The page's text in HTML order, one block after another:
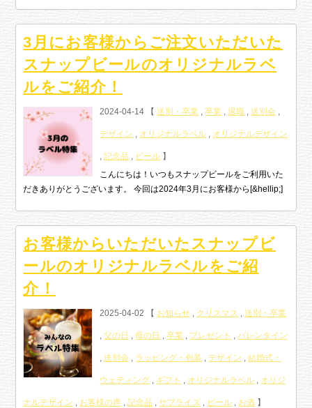
3月にお客様からご注文いただいた
スナップビールのオリジナルラベ
ルをご紹介！
2024-04-14 【送別・卒業 ,卒業 ,退職 ,送別会 ,
デザイン , オリジナルラベル , オリジナルデザイン
,記念品 , ビール 】
こんにちは！いつもスナップビールをご利用いた
だきありがとうございます。 今回は2024年3月にお客様から[&hellip;]
お客様からいただいたスナップビ
ールのオリジナルラベルをご紹
介！
2025-04-02 【 お知らせ , クリスマス ,送別・卒業
,父の日 ,母の日 ,卒業 , プレゼント ,バレンタイン
,送別会 , ラッピング・包装 ,デザイン ,結婚式・
ウェディング , ギフト , オリジナルラベル , オリジ
ナルデザイン , お客様の声 ,記念品 ,サプライズ , ビール , お酒 】